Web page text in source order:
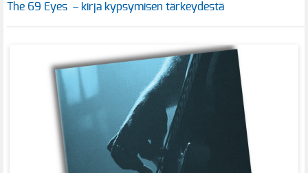
The 69 Eyes – kirja kypsymisen tärkeydestä